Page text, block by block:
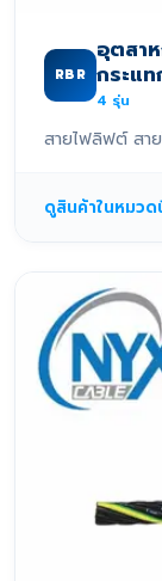
RBR
อุตสา
กระแ
4 รุ่น
สายไฟลิฟต์ สา
ดูสินค้าในหมวด